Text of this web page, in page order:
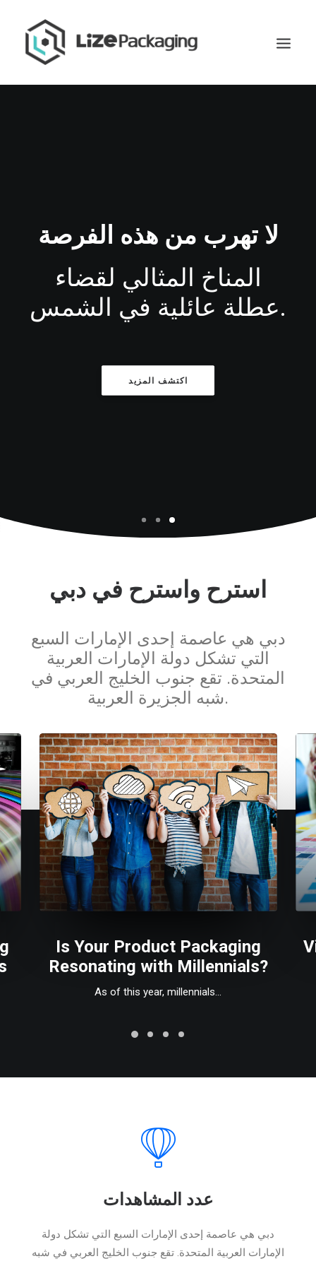
YOUR
QUOTE
لا تهرب من هذه الفرصة
المناخ المثالي لقضاء
عطلة عائلية في الشمس.
اكتشف المزيد
استرح واسترح في دبي
دبي هي عاصمة إحدى الإمارات السبع
التي تشكل دولة الإمارات العربية
المتحدة. تقع جنوب الخليج العربي في
شبه الجزيرة العربية.
Is Your Product Packaging
Resonating with Millennials?
As of this year, millennials…
عدد المشاهدات
دبي هي عاصمة إحدى الإمارات السبع التي تشكل دولة
الإمارات العربية المتحدة. تقع جنوب الخليج العربي في شبه